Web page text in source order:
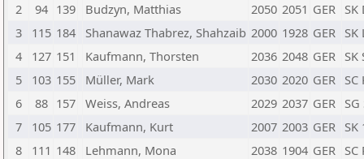
2
94 139 Budzyn, Matthias 2050 2051 GER
3
115 184 Shanawaz Thabrez, Shahzaib 2000 1928 GER SK
4
127 151 Kaufmann, Thorsten 2036 2048 GER
5
103 155 Müller, Mark 2030 2020 GER
6
88 157 Weiss, Andreas 2029 2037 GER
7
105 177 Kaufmann, Kurt 2007 2003 GER
8
111 148 Lehmann, Mona 2038 1904 GER